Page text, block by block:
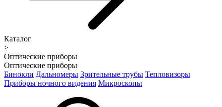
Каталог
>
Оптические приборы
Оптические приборы
Бинокли Дальномеры Зрительные трубы Тепловизоры
Приборы ночного видения Микроскопы